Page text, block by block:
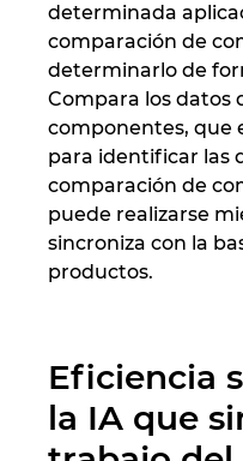
determinada
comparación de
determinarlo de
Compara los datos
componentes, que
para identificar las
comparación de
puede realizarse
sincroniza con la
productos.
Eficiencia
la IA que